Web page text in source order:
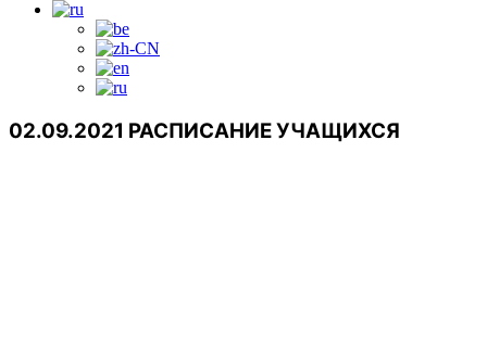
02.09.2021 РАСПИСАНИЕ УЧАЩИХСЯ